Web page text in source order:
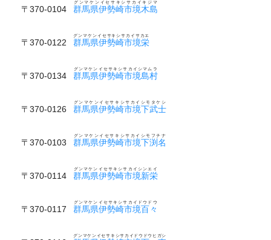
〒370-0104 群馬県伊勢崎市境木島
グンマケンイセサキシサカイキジマ
〒370-0122 群馬県伊勢崎市境栄
グンマケンイセサキシサカイサカエ
〒370-0134 群馬県伊勢崎市境島村
グンマケンイセサキシサカイシマムラ
〒370-0126 群馬県伊勢崎市境下武士
グンマケンイセサキシサカイシモタケシ
〒370-0103 群馬県伊勢崎市境下渕名
グンマケンイセサキシサカイシモフチナ
〒370-0114 群馬県伊勢崎市境新栄
グンマケンイセサキシサカイシンエイ
〒370-0117 群馬県伊勢崎市境百々
グンマケンイセサキシサカイドウドウ
グンマケンイセサキシサカイドウドウヒガシ